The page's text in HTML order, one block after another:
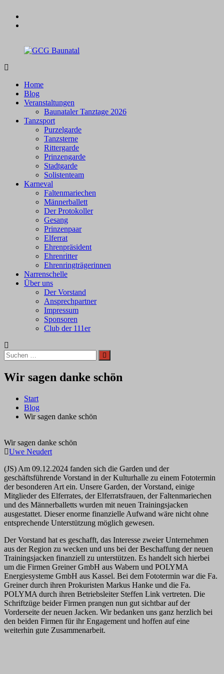
Inhalt
springen
BaunatalHome
Blog
Veranstaltungen
Baunataler Tanztage 2026
Tanzsport
Purzelgarde
Tanzsterne
Rittergarde
Prinzengarde
Stadtgarde
Solistenteam
Karneval
Faltenmariechen
Männerballett
Der Protokoller
Gesang
Prinzenpaar
Elferrat
Ehrenpräsident
Ehrenritter
Ehrenringträgerinnen
Narrenschelle
Über uns
Der Vorstand
Ansprechpartner
Impressum
Sponsoren
Club der 111er
Suchen
nach:
Suchen
Wir sagen danke schön
Start
Blog
Wir sagen danke schön
Wir sagen danke schön
Uwe Neudert
(JS) Am 09.12.2024 fanden sich die Garden und der
geschäftsführende Vorstand in der Kulturhalle zu einem Fototermin
der besonderen Art ein. Unsere Garden, der Vorstand, einige
Mitglieder des Elferrates, der Elferratsfrauen, der Faltenmariechen
und des Männerballetts wurden mit neuen Trainingsjacken
ausgestattet. Dieser enorme finanzielle Aufwand wäre nicht ohne
entsprechende Unterstützung möglich gewesen.
Der Vorstand hat es geschafft, das Interesse zweier Unternehmen
aus der Region zu wecken und uns bei der Beschaffung der neuen
Trainingsjacken finanziell zu unterstützen. Es handelt sich hierbei
um die Firmen Greiner GmbH aus Wabern und POLYMA
Energiesysteme GmbH aus Kassel. Bei dem Fototermin war die Fa.
Greiner durch ihren Prokuristen Markus Hanke und die Fa.
POLYMA durch ihren Betriebsleiter Steffen Link vertreten. Die
Schriftzüge beider Firmen prangen nun gut sichtbar auf der
Vorderseite der neuen Jacken. Wir bedanken uns ganz herzlich bei
den beiden Firmen für ihr Engagement und hoffen auf eine
weiterhin gute Zusammenarbeit.